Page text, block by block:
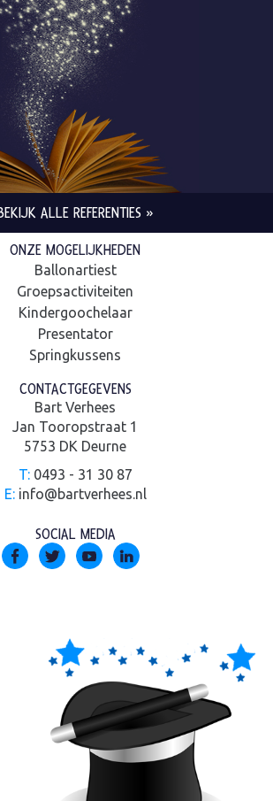
ALLE REFERENTIES »
ONZE MOGELIJKHEDEN
Ballonartiest
Groepsactiviteiten
Kindergoochelaar
Presentator
Springkussens
CONTACTGEGEVENS
Bart Verhees
Jan Tooropstraat 1
5753 DK Deurne
T:0493 - 31 30 87
E: info@bartverhees.nl
SOCIAL MEDIA